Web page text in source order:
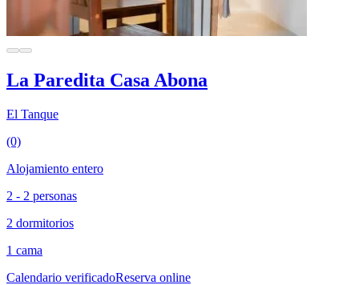
La Paredita Casa Abona
El Tanque
(0)
Alojamiento entero
2 - 2 personas
2 dormitorios
1 cama
Calendario verificadoReserva online